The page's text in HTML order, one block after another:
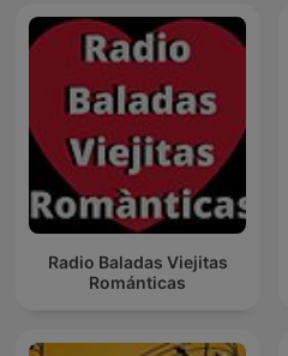
Radio Baladas Viejitas
Románticas